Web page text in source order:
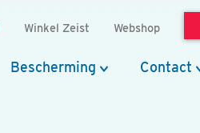
Winkel Zeist Webshop
Bescherming Contact